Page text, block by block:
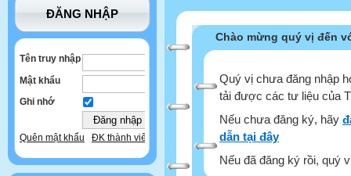
ĐĂNG NHẬP
Tên truy nhập
Mật khẩu
Ghi nhớ
Quên mật khẩu ĐK thành viên
Chào mừng quý vị đến
Quý vị chưa đăng nhập
tải được các tư liệu của
Nếu chưa đăng ký, hãy
dẫn tại đây
Nếu đã đăng ký rồi, quý